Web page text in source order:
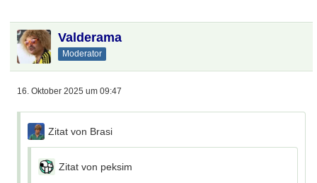
Valderama
Moderator
16. Oktober 2025 um 09:47
Zitat von Brasi
Zitat von peksim